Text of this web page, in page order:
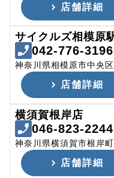
店舗詳細
サイクルズ相模原
042-776-3196
神奈川県相模原市中央
店舗詳細
横須賀根岸店
046-823-2244
神奈川県横須賀市根岸
店舗詳細